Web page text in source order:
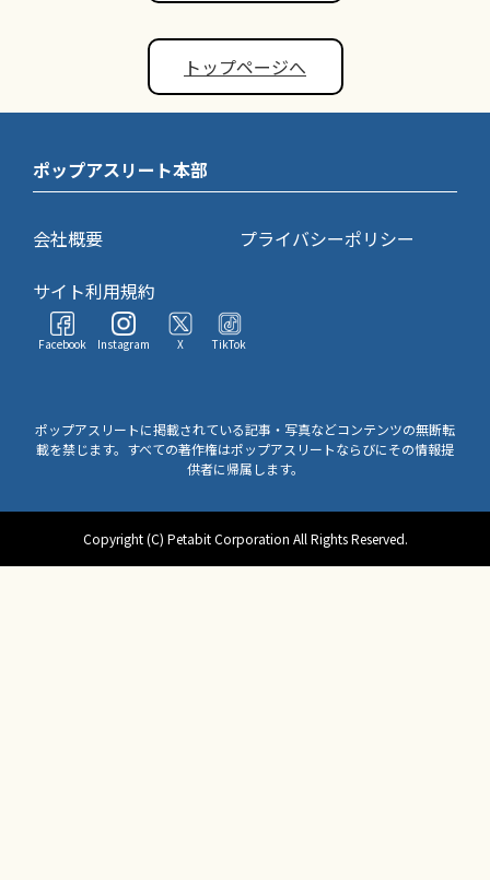
トップページへ
ポップアスリート本部
会社概要
プライバシーポリシー
サイト利用規約
Facebook Instagram X TikTok
ポップアスリートに掲載されている記事・写真などコンテンツの無断転
載を禁じます。すべての著作権はポップアスリートならびにその情報提
供者に帰属します。
Copyright (C) Petabit Corporation All Rights Reserved.